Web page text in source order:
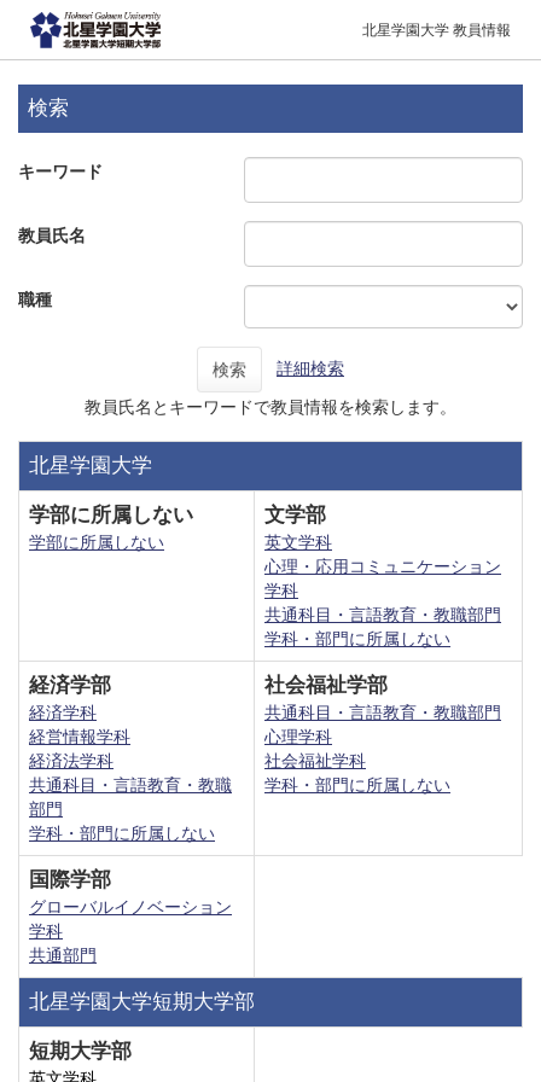
北星学園大学 教員情報
検索
キーワード
教員氏名
職種
検索 詳細検索
教員氏名とキーワードで教員情報を検索します。
北星学園大学
学部に所属しない
学部に所属しない
文学部
英文学科
心理・応用コミュニケーション
学科
共通科目・言語教育・教職部門
学科・部門に所属しない
経済学部
経済学科
経営情報学科
経済法学科
共通科目・言語教育・教職
部門
学科・部門に所属しない
社会福祉学部
共通科目・言語教育・教職部門
心理学科
社会福祉学科
学科・部門に所属しない
国際学部
グローバルイノベーション
学科
共通部門
北星学園大学短期大学部
短期大学部